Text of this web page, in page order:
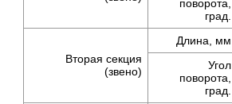
поворота,
град.
Вторая секция
(звено)
Длина, мм
Угол
поворота,
град.